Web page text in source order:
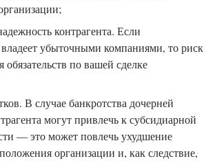
контрагента. Если
владеет убыточными компаниями, то риск
по вашей сделке
В случае банкротства дочерней
могут привлечь к субсидиарной
— это может повлечь ухудшение
организации и, как следствие,